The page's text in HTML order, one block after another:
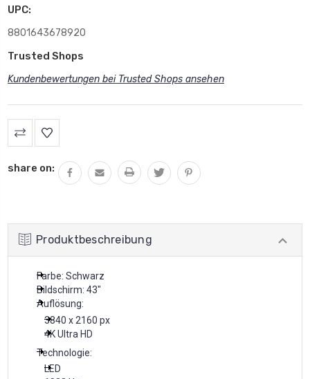
UPC:
8801643678920
Trusted Shops
Kundenbewertungen bei Trusted Shops ansehen
share on:
Produktbeschreibung
Farbe: Schwarz
Bildschirm: 43"
Auflösung:
3840 x 2160 px
4K Ultra HD
Technologie:
LED